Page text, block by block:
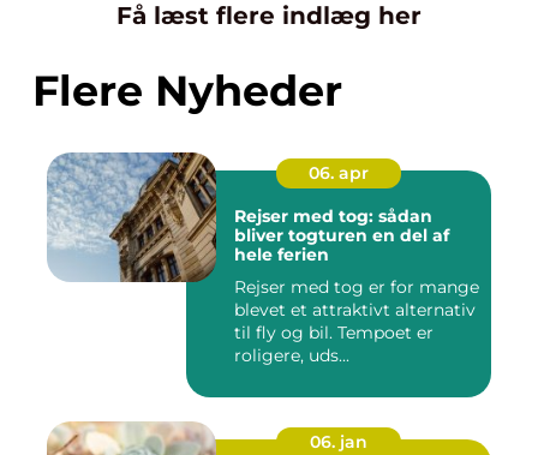
Få læst flere indlæg her
Flere Nyheder
06. apr
Rejser med tog: sådan
bliver togturen en del af
hele ferien
Rejser med tog er for mange
blevet et attraktivt alternativ
til fly og bil. Tempoet er
roligere, uds...
06. jan